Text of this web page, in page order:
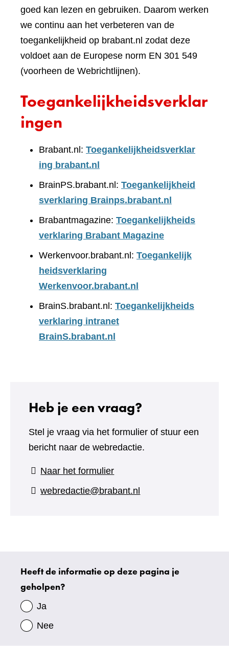
goed kan lezen en gebruiken. Daarom werken
we continu aan het verbeteren van de
toegankelijkheid op brabant.nl zodat deze
voldoet aan de Europese norm EN 301 549
(voorheen de Webrichtlijnen).
Toegankelijkheidsverklar
ingen
Brabant.nl: Toegankelijkheidsverklar
ing brabant.nl
BrainPS.brabant.nl: Toegankelijkheid
sverklaring Brainps.brabant.nl
Brabantmagazine: Toegankelijkheids
verklaring Brabant Magazine
Werkenvoor.brabant.nl: Toegankelijk
heidsverklaring
Werkenvoor.brabant.nl
BrainS.brabant.nl: Toegankelijkheids
verklaring intranet
BrainS.brabant.nl
Heb je een vraag?
Stel je vraag via het formulier of stuur een
bericht naar de webredactie.
Naar het formulier(verwijst
naar
webredactie@brabant.nl
Uw
gegevens
Heeft de informatie op deze pagina je
geholpen?
Ja
Nee